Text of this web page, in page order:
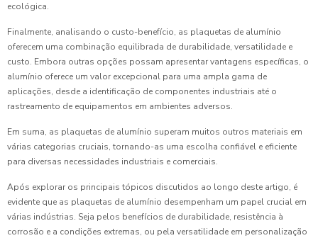
ecológica.
Finalmente, analisando o custo-benefício, as plaquetas de alumínio
oferecem uma combinação equilibrada de durabilidade, versatilidade e
custo. Embora outras opções possam apresentar vantagens específicas, o
alumínio oferece um valor excepcional para uma ampla gama de
aplicações, desde a identificação de componentes industriais até o
rastreamento de equipamentos em ambientes adversos.
Em suma, as plaquetas de alumínio superam muitos outros materiais em
várias categorias cruciais, tornando-as uma escolha confiável e eficiente
para diversas necessidades industriais e comerciais.
Após explorar os principais tópicos discutidos ao longo deste artigo, é
evidente que as plaquetas de alumínio desempenham um papel crucial em
várias indústrias. Seja pelos benefícios de durabilidade, resistência à
corrosão e a condições extremas, ou pela versatilidade em personalização